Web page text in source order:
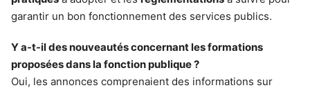
garantir un bon fonctionnement des services publics.
Y a-t-il des nouveautés concernant les formations
proposées dans la fonction publique ?
Oui, les annonces comprenaient des informations sur